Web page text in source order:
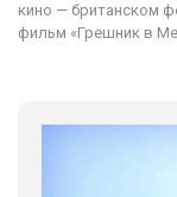
кино — британском
фильм «Грешник в